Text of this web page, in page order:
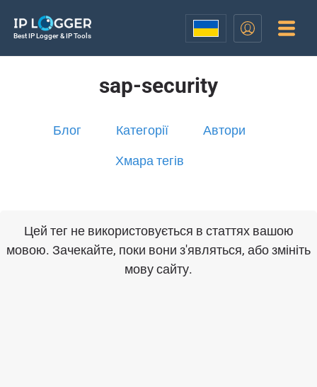
Best IP Logger & IP Tools
sap-security
Блог Категорії Автори
Хмара тегів